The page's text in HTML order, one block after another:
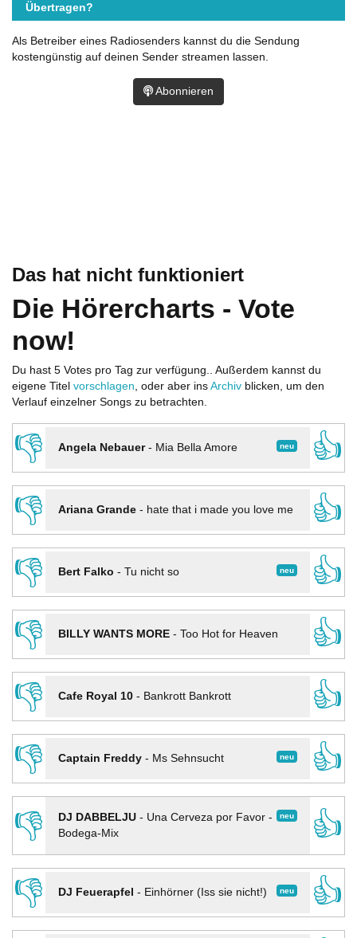
Das hat nicht funktioniert
Die Hörercharts - Vote
now!
Du hast 5 Votes pro Tag zur verfügung.. Außerdem kannst du
eigene Titel vorschlagen, oder aber ins Archiv blicken, um den
Verlauf einzelner Songs zu betrachten.
👎 neu
Angela Nebauer- Mia Bella Amore
👍
👎
Ariana Grande- hate that i made you love me
👍
👎
neu
Bert Falko - Tu nicht so
👍
👎
BILLY WANTS MORE- Too Hot for Heaven
👍
👎
Cafe Royal 10- Bankrott Bankrott
👍
👎
neu
Captain Freddy- Ms Sehnsucht
👍
👎
neu
DJ DABBELJU- Una Cerveza por Favor -
Bodega-Mix
👍
👎
neu
DJ Feuerapfel - Einhörner (Iss sie nicht!)
👍
Übertragen?
Als Betreiber eines Radiosenders kannst du die Sendung
kostengünstig auf deinen Sender streamen lassen.
Abonnieren